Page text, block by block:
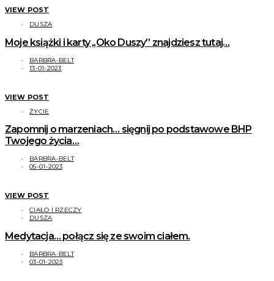
VIEW POST
DUSZA
Moje książki i karty ,,Oko Duszy” znajdziesz tutaj…
BARBRA-BELT
13-01-2023
VIEW POST
ŻYCIE
Zapomnij o marzeniach… sięgnij po podstawowe BHP
Twojego życia…
BARBRA-BELT
05-01-2023
VIEW POST
CIAŁO I RZECZY
DUSZA
Medytacja… połącz się ze swoim ciałem.
BARBRA-BELT
03-01-2023